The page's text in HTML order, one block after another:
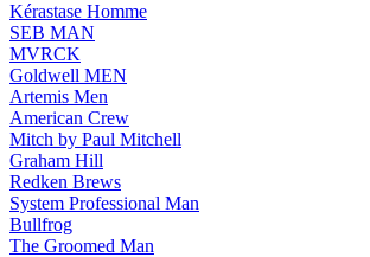
Kérastase Homme
SEB MAN
MVRCK
Goldwell MEN
Artemis Men
American Crew
Mitch by Paul Mitchell
Graham Hill
Redken Brews
System Professional Man
Bullfrog
The Groomed Man